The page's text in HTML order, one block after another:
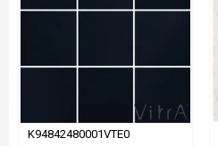
K94842480001VTE0